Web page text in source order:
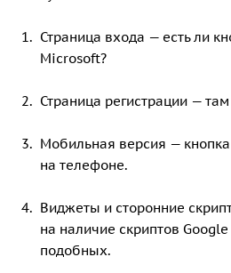
Страница входа — есть ли
Microsoft?
Страница регистрации — там
Мобильная версия —
на телефоне.
Виджеты и сторонние
на наличие скриптов
подобных.